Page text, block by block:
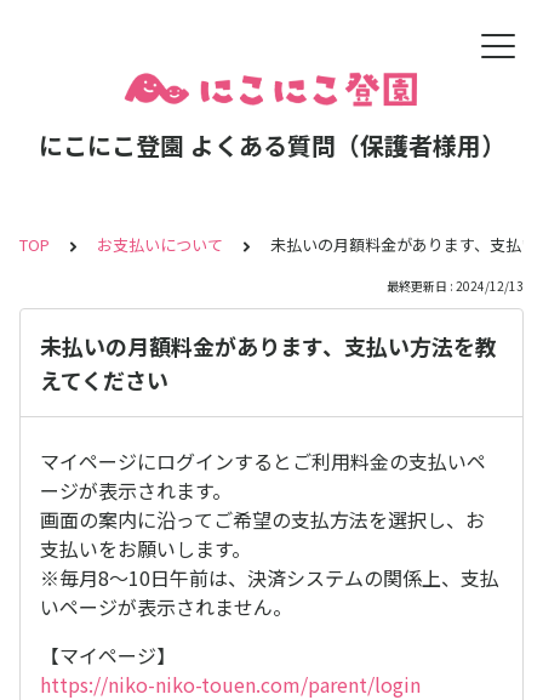
にこにこ登園 よくある質問（保護者様用）
TOP お支払いについて 未払いの月額料金があります、支払
最終更新日 : 2024/12/13
未払いの月額料金があります、支払い方法を教
えてください
マイページにログインするとご利用料金の支払いペ
ージが表示されます。
画面の案内に沿ってご希望の支払方法を選択し、お
支払いをお願いします。
※毎月8～10日午前は、決済システムの関係上、支払
いページが表示されません。
【マイページ】
https://niko-niko-touen.com/parent/login